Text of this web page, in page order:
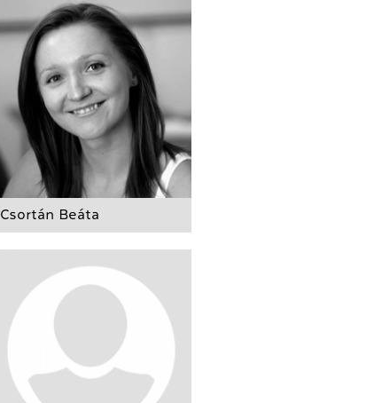
Csortán Beáta